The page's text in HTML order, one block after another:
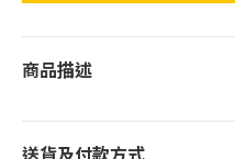
商品描述
送貨及付款方式